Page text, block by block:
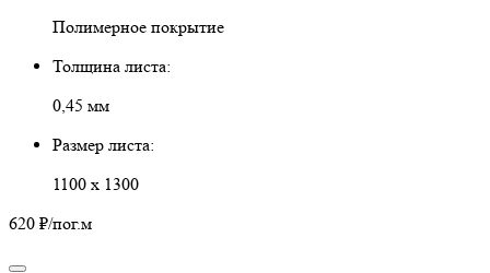
Полимерное покрытие
Толщина листа:
0,45 мм
Размер листа:
1100 х 1300
620 ₽/пог.м